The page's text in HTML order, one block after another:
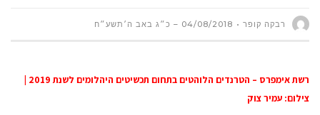
רבקה קופר 04/08/2018 – כ״ג באב ה׳תשע״ח
רשת אימפרס – הטרנדים הלוהטים בתחום תכשיטים היהלומים לשנת 2019 |
צילום: עמיר צוק